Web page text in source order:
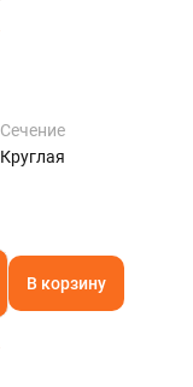
Сечение
Круглая
В корзину